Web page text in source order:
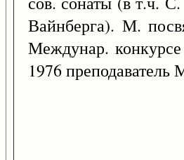
Вайнберга). М.
Междунар.
1976